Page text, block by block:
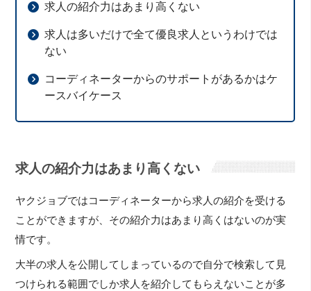
求人の紹介力はあまり高くない
求人は多いだけで全て優良求人というわけでは
ない
コーディネーターからのサポートがあるかはケ
ースバイケース
求人の紹介力はあまり高くない
ヤクジョブではコーディネーターから求人の紹介を受ける
ことができますが、その紹介力はあまり高くはないのが実
情です。
大半の求人を公開してしまっているので自分で検索して見
つけられる範囲でしか求人を紹介してもらえないことが多